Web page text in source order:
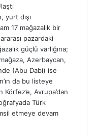
yurt dışı
17 mağazalık bir
pazardaki
güçlü varlığına;
Azerbaycan,
(Abu Dabi) ise
da bu listeye
Avrupa’dan
Türk
etmeye devam